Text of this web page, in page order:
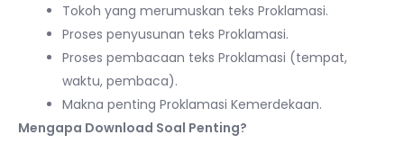
Tokoh yang merumuskan teks Proklamasi.
Proses penyusunan teks Proklamasi.
Proses pembacaan teks Proklamasi (tempat,
waktu, pembaca).
Makna penting Proklamasi Kemerdekaan.
Mengapa Download Soal Penting?